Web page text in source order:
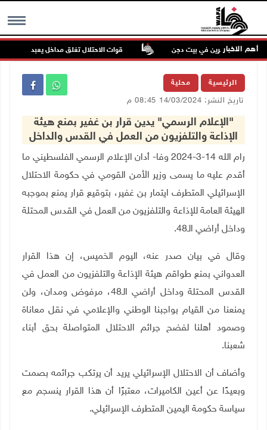
MENU أهم الاخبار
للمستعمرين في بيت دجن قوات الاحتلال تغلق مداخل يعبد جنوب غرب
الرئيسية محلية
تاريخ النشر: 14/03/2024 08:45 م
"الإعلام الرسمي" يدين قرار بن غفير بمنع هيئة
الإذاعة والتلفزيون من العمل في القدس والداخل
رام الله 14-3-2024 وفا- أدان الإعلام الرسمي الفلسطيني ما
أقدم عليه ما يسمى وزير الأمن القومي في حكومة الاحتلال
الإسرائيلي المتطرف ايتمار بن غفير، بتوقيع قرار يمنع بموجبه
الهيئة العامة للإذاعة والتلفزيون من العمل في القدس المحتلة
وداخل أراضي الـ48.
وقال في بيان صدر عنه، اليوم الخميس، إن هذا القرار
العدواني بمنع طواقم هيئة الإذاعة والتلفزيون من العمل في
القدس المحتلة وداخل أراضي الـ48، مرفوض ومدان، ولن
يمنعنا من القيام بواجبنا الوطني والإعلامي في نقل معاناة
وصمود أهلنا لفضح جرائم الاحتلال المتواصلة بحق أبناء
شعبنا.
وأضاف أن الاحتلال الإسرائيلي يريد أن يرتكب جرائمه بصمت
وبعيدًا عن أعين الكاميرات، معتبرًا أن هذا القرار ينسجم مع
سياسة حكومة اليمين المتطرف الإسرائيلي.